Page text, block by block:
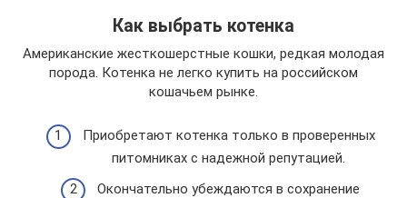
Как выбрать котенка
Американские жесткошерстные кошки, редкая молодая
порода. Котенка не легко купить на российском
кошачьем рынке.
Приобретают котенка только в проверенных
питомниках с надежной репутацией.
Окончательно убеждаются в сохранение